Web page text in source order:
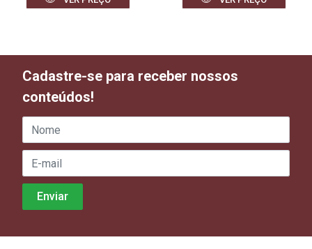
Cadastre-se para receber nossos
conteúdos!